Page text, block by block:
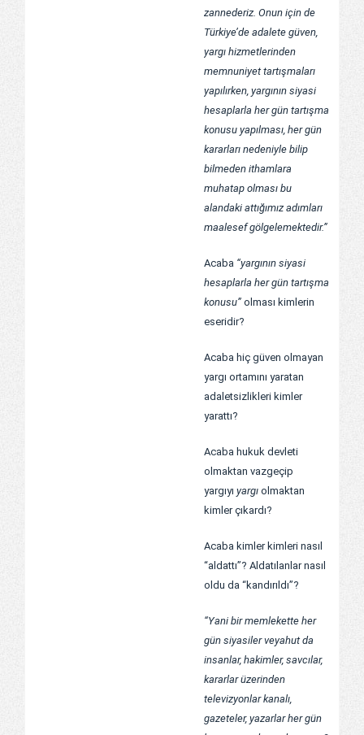
zannederiz. Onun için de
Türkiye’de adalete güven,
yargı hizmetlerinden
memnuniyet tartışmaları
yapılırken, yargının siyasi
hesaplarla her gün tartışma
konusu yapılması, her gün
kararları nedeniyle bilip
bilmeden ithamlara
muhatap olması bu
alandaki attığımız adımları
maalesef gölgelemektedir.”
Acaba “yargının siyasi
hesaplarla her gün tartışma
konusu” olması kimlerin
eseridir?
Acaba hiç güven olmayan
yargı ortamını yaratan
adaletsizlikleri kimler
yarattı?
Acaba hukuk devleti
olmaktan vazgeçip
yargıyı yargı olmaktan
kimler çıkardı?
Acaba kimler kimleri nasıl
“aldattı”? Aldatılanlar nasıl
oldu da “kandırıldı”?
“Yani bir memlekette her
gün siyasiler veyahut da
insanlar, hakimler, savcılar,
kararlar üzerinden
televizyonlar kanalı,
gazeteler, yazarlar her gün